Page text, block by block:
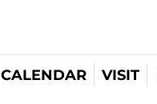
CALENDAR VISIT